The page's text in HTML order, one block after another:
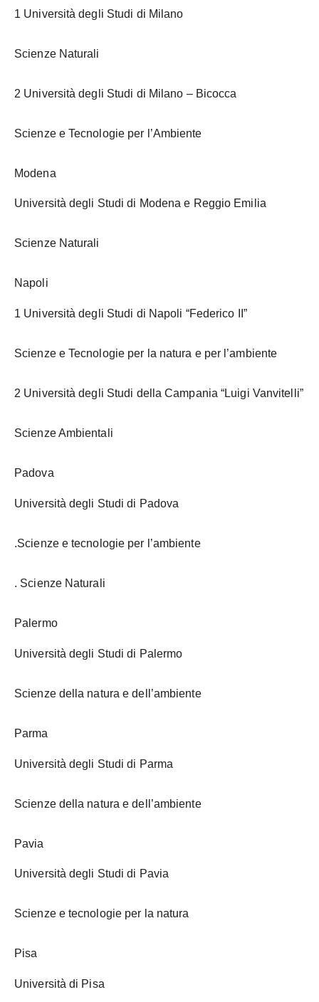
1 Università degli Studi di Milano
Scienze Naturali
2 Università degli Studi di Milano – Bicocca
Scienze e Tecnologie per l’Ambiente
Modena
Università degli Studi di Modena e Reggio Emilia
Scienze Naturali
Napoli
1 Università degli Studi di Napoli “Federico II”
Scienze e Tecnologie per la natura e per l’ambiente
2 Università degli Studi della Campania “Luigi Vanvitelli”
Scienze Ambientali
Padova
Università degli Studi di Padova
.Scienze e tecnologie per l’ambiente
. Scienze Naturali
Palermo
Università degli Studi di Palermo
Scienze della natura e dell’ambiente
Parma
Università degli Studi di Parma
Scienze della natura e dell’ambiente
Pavia
Università degli Studi di Pavia
Scienze e tecnologie per la natura
Pisa
Università di Pisa